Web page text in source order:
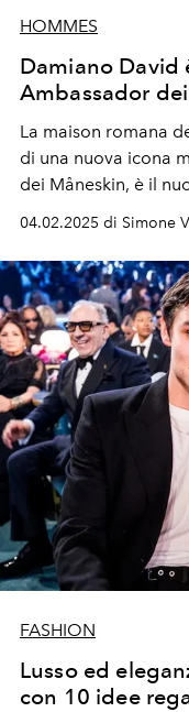
HOMMES
Damiano David
Ambassador
La maison romana
di una nuova icona
dei Måneskin, è il
04.02.2025 di Simone
FASHION
Lusso ed
con 10 idee